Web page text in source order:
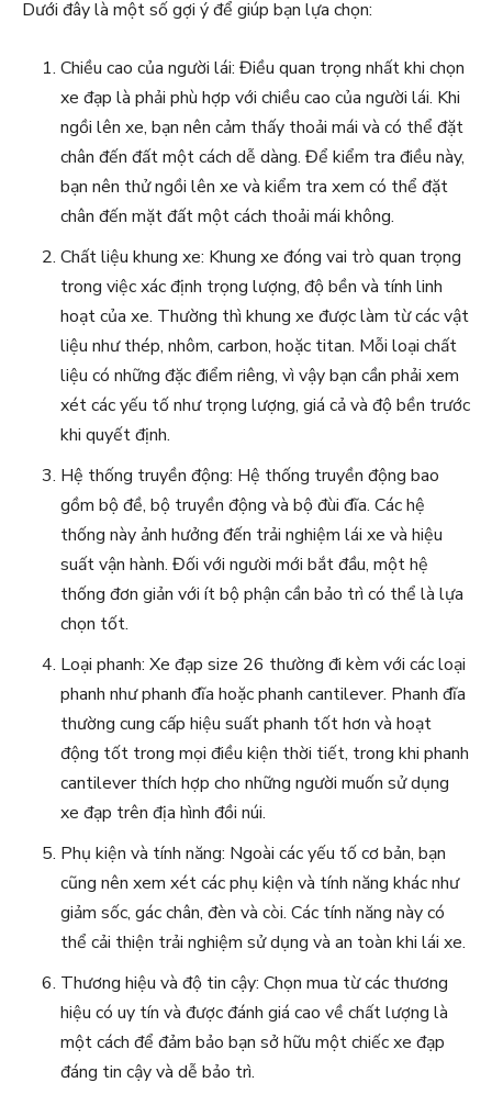
Dưới đây là một số gợi ý để giúp bạn lựa chọn:
Chiều cao của người lái: Điều quan trọng nhất khi chọn
xe đạp là phải phù hợp với chiều cao của người lái. Khi
ngồi lên xe, bạn nên cảm thấy thoải mái và có thể đặt
chân đến đất một cách dễ dàng. Để kiểm tra điều này,
bạn nên thử ngồi lên xe và kiểm tra xem có thể đặt
chân đến mặt đất một cách thoải mái không.
Chất liệu khung xe: Khung xe đóng vai trò quan trọng
trong việc xác định trọng lượng, độ bền và tính linh
hoạt của xe. Thường thì khung xe được làm từ các vật
liệu như thép, nhôm, carbon, hoặc titan. Mỗi loại chất
liệu có những đặc điểm riêng, vì vậy bạn cần phải xem
xét các yếu tố như trọng lượng, giá cả và độ bền trước
khi quyết định.
Hệ thống truyền động: Hệ thống truyền động bao
gồm bộ đề, bộ truyền động và bộ đùi đĩa. Các hệ
thống này ảnh hưởng đến trải nghiệm lái xe và hiệu
suất vận hành. Đối với người mới bắt đầu, một hệ
thống đơn giản với ít bộ phận cần bảo trì có thể là lựa
chọn tốt.
Loại phanh: Xe đạp size 26 thường đi kèm với các loại
phanh như phanh đĩa hoặc phanh cantilever. Phanh đĩa
thường cung cấp hiệu suất phanh tốt hơn và hoạt
động tốt trong mọi điều kiện thời tiết, trong khi phanh
cantilever thích hợp cho những người muốn sử dụng
xe đạp trên địa hình đồi núi.
Phụ kiện và tính năng: Ngoài các yếu tố cơ bản, bạn
cũng nên xem xét các phụ kiện và tính năng khác như
giảm sốc, gác chân, đèn và còi. Các tính năng này có
thể cải thiện trải nghiệm sử dụng và an toàn khi lái xe.
Thương hiệu và độ tin cậy: Chọn mua từ các thương
hiệu có uy tín và được đánh giá cao về chất lượng là
một cách để đảm bảo bạn sở hữu một chiếc xe đạp
đáng tin cậy và dễ bảo trì.